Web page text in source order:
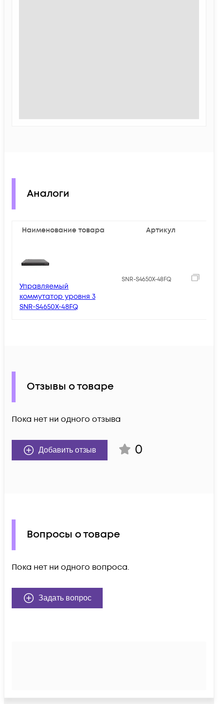
Аналоги
Наименование товара Артикул
Управляемый
коммутатор уровня 3
SNR-S4650X-48FQ
SNR-S4650X-48FQ
Отзывы о товаре
Пока нет ни одного отзыва
Добавить отзыв 0
Вопросы о товаре
Пока нет ни одного вопроса.
Задать вопрос